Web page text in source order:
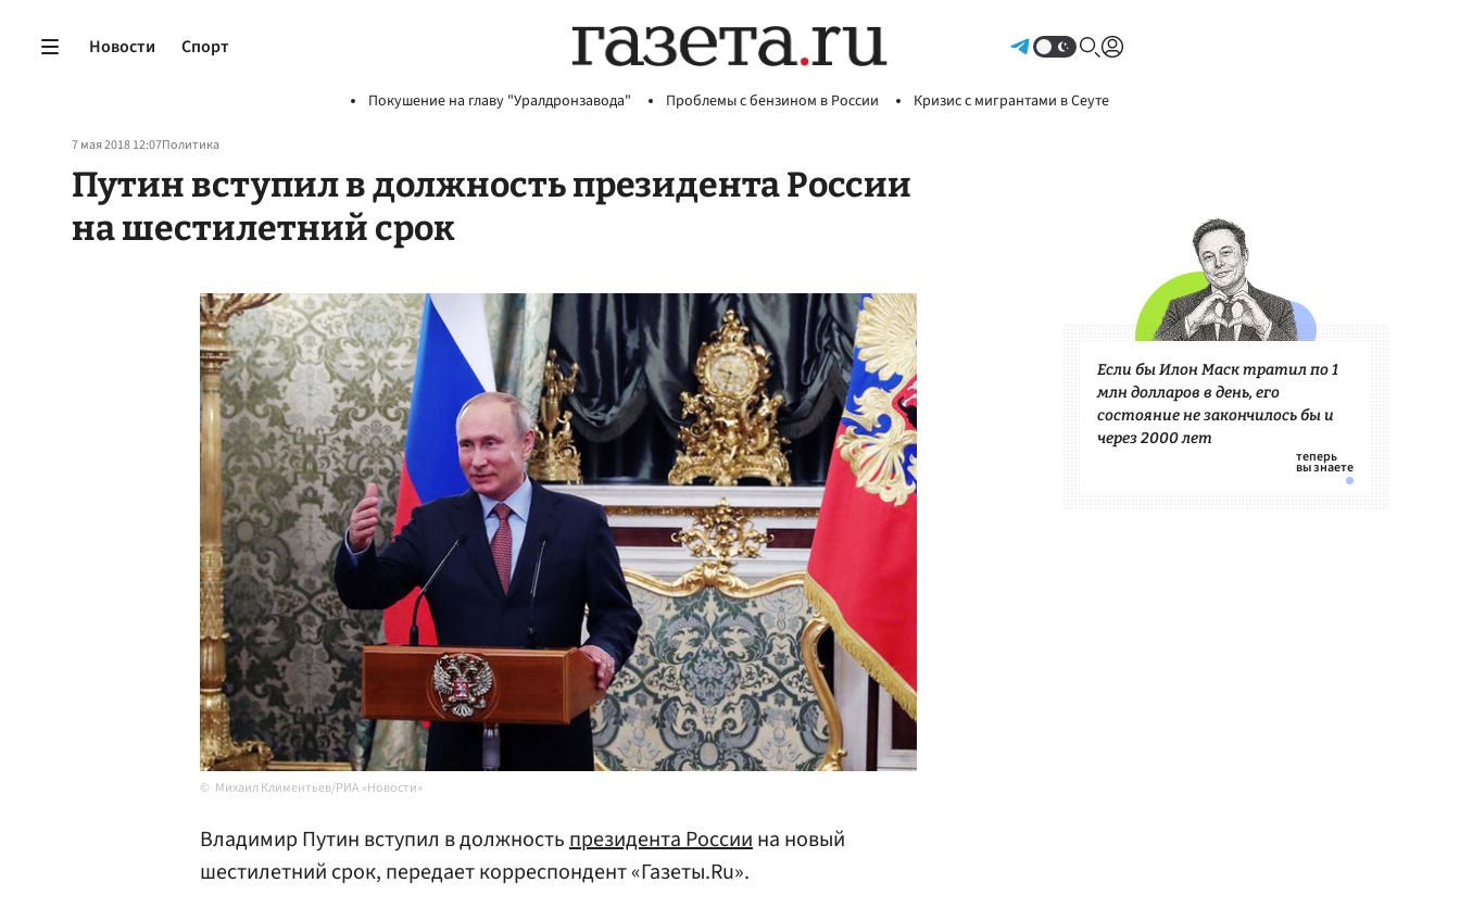
Новости Спорт
Покушение на главу "Уралдронзавода" Проблемы с бензином в России Кризис с мигрантами в Сеуте
7 мая 2018 12:07Политика
Путин вступил в должность президента России
на шестилетний срок
Михаил Климентьев/РИА «Новости»
Владимир Путин вступил в должностьпрезидента Россиина новый
шестилетний срок, передает корреспондент «Газеты.Ru».
Если бы Илон Маск тратил по 1
млн долларов в день, его
состояние не закончилось бы и
через 2000 лет